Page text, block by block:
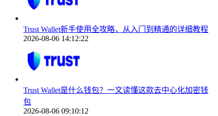
Trust Wallet新手使用全攻略，从入门到精通的详细教程
2026-08-06 14:12:22
Trust Wallet是什么钱包？一文读懂这款去中心化加密钱
包
2026-08-06 09:10:12